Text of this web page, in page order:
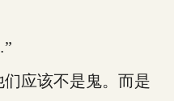
应该不是鬼。而是